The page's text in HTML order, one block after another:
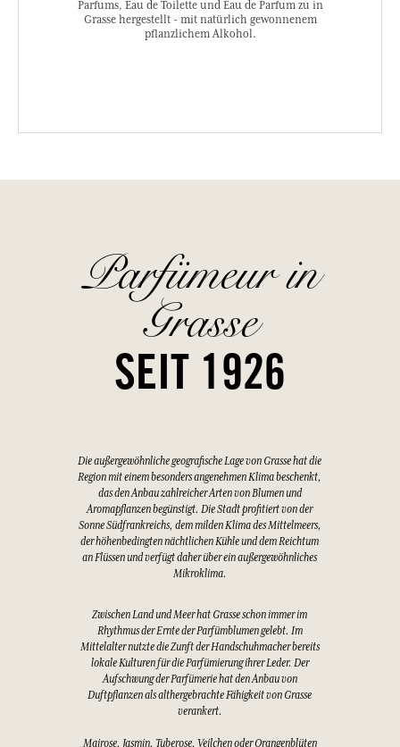
Parfums, Eau de Toilette und Eau de Parfum zu in
Grasse hergestellt - mit natürlich gewonnenem
pflanzlichem Alkohol.
Parfümeur in
Grasse
SEIT 1926
Die außergewöhnliche geografische Lage von Grasse hat die
Region mit einem besonders angenehmen Klima beschenkt,
das den Anbau zahlreicher Arten von Blumen und
Aromapflanzen begünstigt. Die Stadt profitiert von der
Sonne Südfrankreichs, dem milden Klima des Mittelmeers,
der höhenbedingten nächtlichen Kühle und dem Reichtum
an Flüssen und verfügt daher über ein außergewöhnliches
Mikroklima.
Zwischen Land und Meer hat Grasse schon immer im
Rhythmus der Ernte der Parfümblumen gelebt. Im
Mittelalter nutzte die Zunft der Handschuhmacher bereits
lokale Kulturen für die Parfümierung ihrer Leder. Der
Aufschwung der Parfümerie hat den Anbau von
Duftpflanzen als althergebrachte Fähigkeit von Grasse
verankert.
Mairose, Jasmin, Tuberose, Veilchen oder Orangenblüten